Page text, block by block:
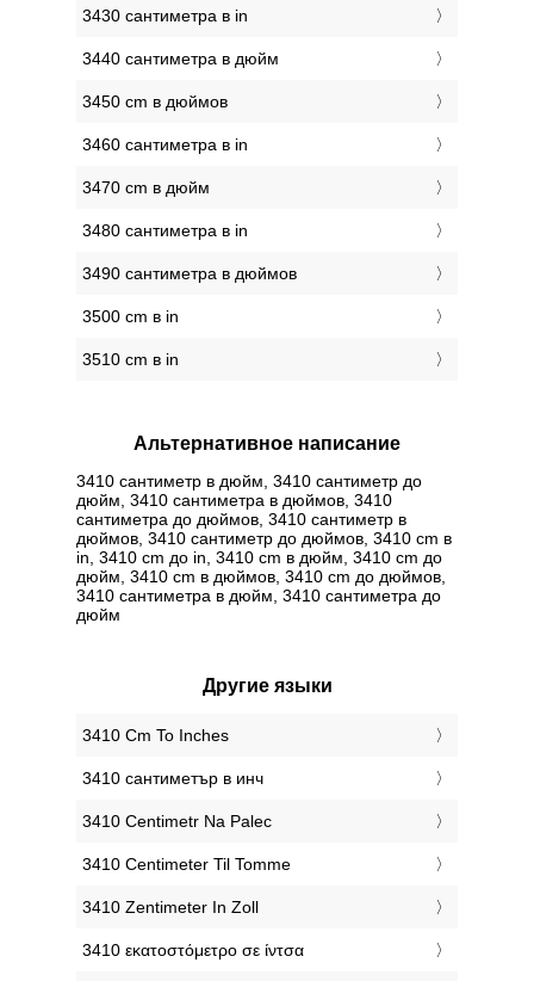
3430 сантиметра в in
3440 сантиметра в дюйм
3450 cm в дюймов
3460 сантиметра в in
3470 cm в дюйм
3480 сантиметра в in
3490 сантиметра в дюймов
3500 cm в in
3510 cm в in
Альтернативное написание
3410 сантиметр в дюйм, 3410 сантиметр до
дюйм, 3410 сантиметра в дюймов, 3410
сантиметра до дюймов, 3410 сантиметр в
дюймов, 3410 сантиметр до дюймов, 3410 cm в
in, 3410 cm до in, 3410 cm в дюйм, 3410 cm до
дюйм, 3410 cm в дюймов, 3410 cm до дюймов,
3410 сантиметра в дюйм, 3410 сантиметра до
дюйм
Другие языки
‎3410 Cm To Inches
‎3410 сантиметър в инч
‎3410 Centimetr Na Palec
‎3410 Centimeter Til Tomme
‎3410 Zentimeter In Zoll
‎3410 εκατοστόμετρο σε ίντσα